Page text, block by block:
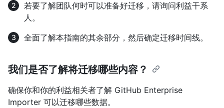
若要了解团队何时可以准备好迁移，请询问利益干系
人。
全面了解本指南的其余部分，然后确定迁移时间线。
我们是否了解将迁移哪些内容？
确保你和你的利益相关者了解 GitHub Enterprise
Importer 可以迁移哪些数据。